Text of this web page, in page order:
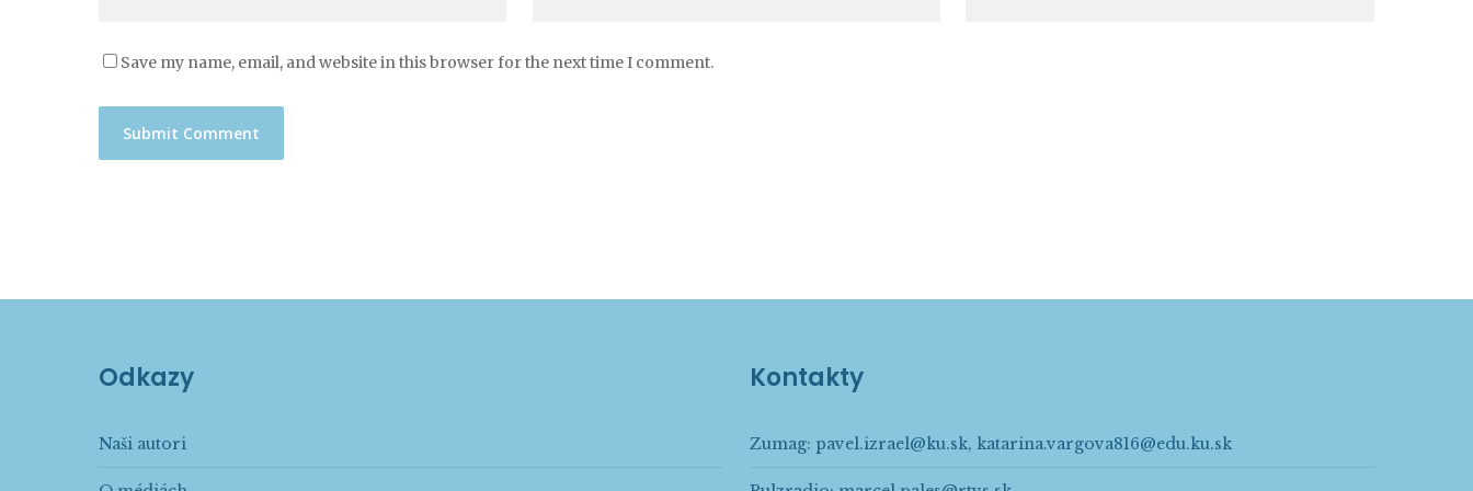
Save my name, email, and website in this browser for the next time I comment.
Odkazy
Naši autori
Kontakty
Zumag: pavel.izrael@ku.sk, katarina.vargova816@edu.ku.sk